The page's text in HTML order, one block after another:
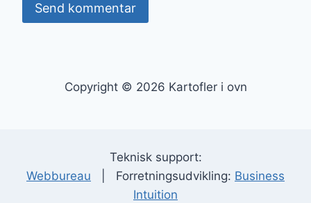
Copyright © 2026 Kartofler i ovn
Teknisk support:
Webbureau | Forretningsudvikling: Business
Intuition